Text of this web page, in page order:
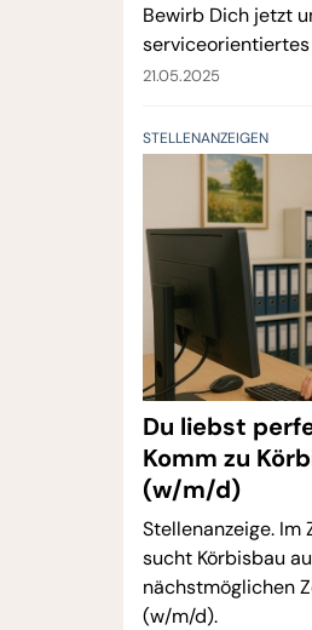
Bewirb Dich jetzt
21.05.2025
STELLENANZEIGEN
Du liebst
Komm zu
(w/m/d)
Stellenanzeige. Im
sucht Körbisbau
nächstmöglichen
(w/m/d).